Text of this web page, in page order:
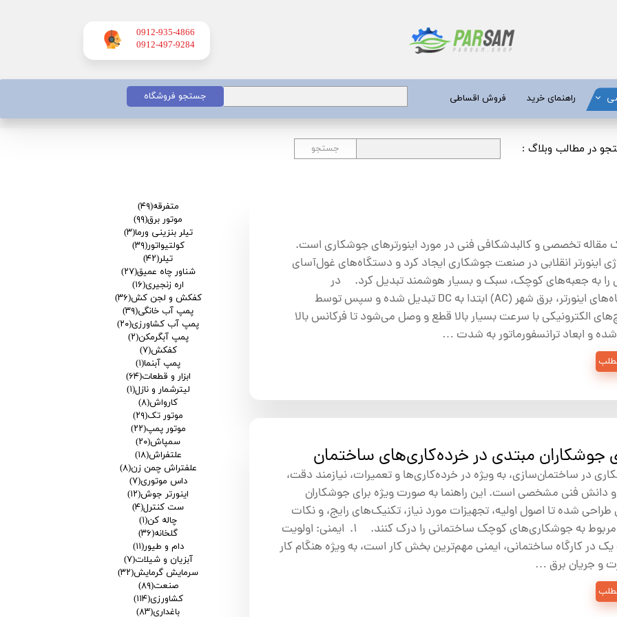
0912-935-4866
​​​​​​​0912-497-9284
کش
تک
راهنمای خرید فروش اقساطی جستجو فروشگاه
جستجو در مطالب وبلاگ :
مقاله تخصصی و کالبدشکافی فنی در مورد اینورترهای جوشکاری است.
اینورتر انقلابی در صنعت جوشکاری ایجاد کرد و دستگاه‌های غول‌آسای
را به جعبه‌های کوچک، سبک و بسیار هوشمند تبدیل کرد. در
دستگاه‌های اینورتر، برق شهر (AC) ابتدا به DC تبدیل شده و سپس توسط
الکترونیکی با سرعت بسیار بالا قطع و وصل می‌شود تا فرکانس بالا
شده و ابعاد ترانسفورماتور به شدت …
جوشکاران مبتدی در خرده‌کاری‌های ساختمان
در ساختمان‌سازی، به ویژه در خرده‌کاری‌ها و تعمیرات، نیازمند دقت،
و دانش فنی مشخصی است. این راهنما به صورت ویژه برای جوشکاران
شده تا اصول اولیه، تجهیزات مورد نیاز، تکنیک‌های رایج، و نکات
ایمنی مربوط به جوشکاری‌های کوچک ساختمانی را درک کنند. ۱. ایمنی: اولویت
یک در کارگاه ساختمانی، ایمنی مهم‌ترین بخش کار است، به ویژه هنگام کار
و جریان برق …
متفرقه(۴۹)
موتور برق(۹۹)
تیلر بنزینی ورما(۳)
کولتیواتور(۳۹)
تیلر(۴۲)
شناور چاه عمیق(۲۷)
اره زنجیری(۱۶)
کفکش و لجن کش(۳۶)
پمپ آب خانگی(۳۹)
پمپ آب کشاورزی(۲۰)
پمپ آبگرمکن(۲)
کفکش(۷)
پمپ آبنما(۱)
ابزار و قطعات(۶۴)
لیترشمار و نازل(۱)
کارواش(۸)
موتور تک(۲۹)
موتور پمپ(۲۲)
سمپاش(۲۰)
علتفراش(۱۸)
علفتراش چمن زن(۸)
داس موتوری(۷)
اینورتر جوش(۱۲)
ست کنترل(۴)
چاله کن(۱)
گلخانه(۳۶)
دام و طیور(۱۱)
آبزیان و شیلات(۷)
سرمایش گرمایش(۳۲)
صنعت(۸۹)
کشاورزی(۱۱۴)
باغداری(۸۳)